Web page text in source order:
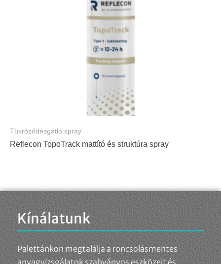
Tükröződésgátló spray
Reflecon TopoTrack mattító és struktúra spray
Kínálatunk
Palettánkon megtalálja a roncsolásmentes